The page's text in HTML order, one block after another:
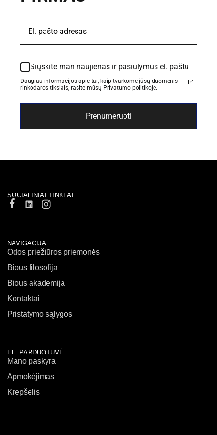
Siųskite man naujienas ir pasiūlymus el. paštu
Daugiau informacijos apie tai, kaip tvarkome jūsų duomenis
rinkodaros tikslais, rasite mūsų Privatumo politikoje.
Prenumeruoti
SOCIALINIAI TINKLAI
NAVIGACIJA
Odos priežiūros priemonės
Bious filosofija
Bious akademija
Kontaktai
Pristatymo sąlygos
EL. PARDUOTUVĖ
Mano paskyra
Apmokėjimas
Krepšelis